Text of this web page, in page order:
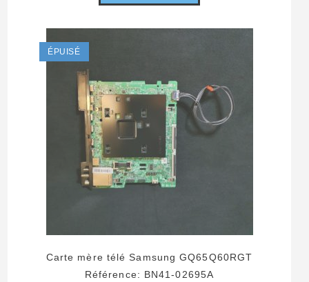
ÉPUISÉ
Carte mère télé Samsung GQ65Q60RGT
Référence: BN41-02695A